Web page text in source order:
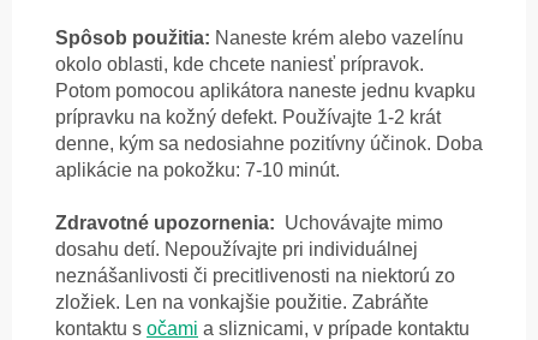
Spôsob použitia: Naneste krém alebo vazelínu
okolo oblasti, kde chcete naniesť prípravok.
Potom pomocou aplikátora naneste jednu kvapku
prípravku na kožný defekt. Používajte 1-2 krát
denne, kým sa nedosiahne pozitívny účinok. Doba
aplikácie na pokožku: 7-10 minút.
Zdravotné upozornenia: Uchovávajte mimo
dosahu detí. Nepoužívajte pri individuálnej
neznášanlivosti či precitlivenosti na niektorú zo
zložiek. Len na vonkajšie použitie. Zabráňte
kontaktu s očami a sliznicami, v prípade kontaktu